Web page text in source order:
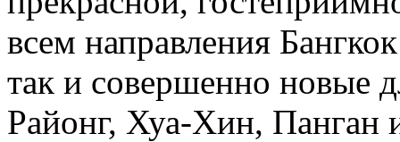
всем направления
так и совершенно новые
Районг, Хуа-Хин, Панган